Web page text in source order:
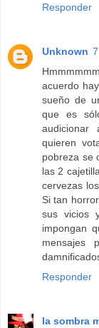
Responder
Unknown
acuerdo
sueño de
que es
audicionar
quieren
pobreza se
las 2
cervezas
Si tan
sus vicios
impongan
Responder
la sombra